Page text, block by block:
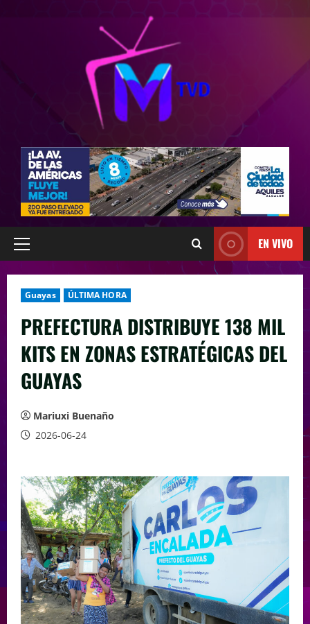
EN VIVO
Guayas ÚLTIMA HORA
PREFECTURA DISTRIBUYE 138 MIL
KITS EN ZONAS ESTRATÉGICAS DEL
GUAYAS
Mariuxi Buenaño
2026-06-24